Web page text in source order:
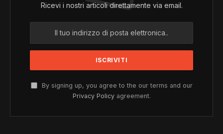
Ricevi i nostri articoli direttamente via email.
By signing up, you agree to the our terms and our
Privacy Policyagreement.